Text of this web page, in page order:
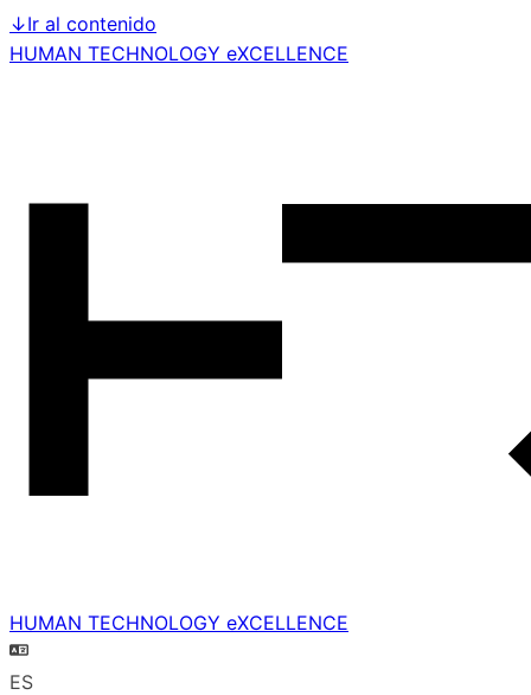
↓Ir al contenido
HUMAN TECHNOLOGY eXCELLENCE
HUMAN TECHNOLOGY eXCELLENCE
ES